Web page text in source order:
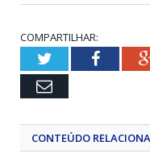
COMPARTILHAR:
Twitter
Email
CONTEÚDO